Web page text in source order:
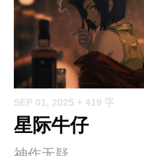
SEP 01, 2025 + 419 字
星际牛仔